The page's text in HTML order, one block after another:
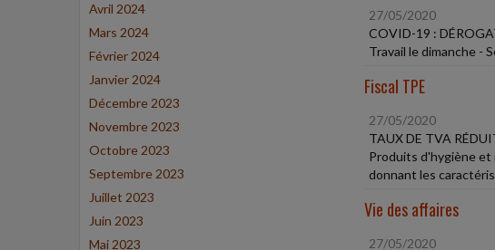
Avril 2024
Mars 2024
Février 2024
Janvier 2024
Décembre 2023
Novembre 2023
Octobre 2023
Septembre 2023
Juillet 2023
Juin 2023
Mai 2023
27/05/2020
COVID-19 :
Travail le dimanche -
Fiscal TPE
27/05/2020
TAUX DE TVA
Produits d'hygiène et
donnant les
Vie des affaires
27/05/2020